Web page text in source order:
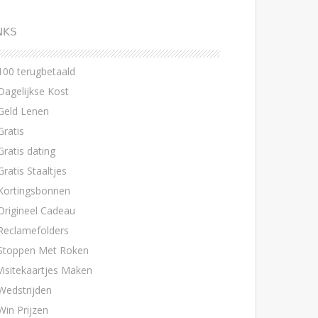
terugbetaald
Kost
Lenen
dating
Staaltjes
Cadeau
Met Roken
Maken
Prijzen